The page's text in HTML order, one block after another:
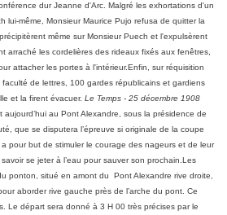
dur Jeanne d'Arc. Malgré les exhortations d'un
lui-même, Monsieur Maurice Pujo refusa de quitter la
même sur Monsieur Puech et l'expulsèrent
arraché les cordelières des rideaux fixés aux fenêtres,
attacher les portes à l'intérieur.Enfin, sur réquisition
de lettres, 100 gardes républicains et gardiens
et la firent évacuer. Le Temps - 25 décembre 1908
aujourd’hui au Pont Alexandre, sous la présidence de
que se disputera l’épreuve si originale de la coupe
pour but de stimuler le courage des nageurs et de leur
se jeter à l’eau pour sauver son prochain.Les
ponton, situé en amont du Pont Alexandre rive droite,
aborder rive gauche près de l’arche du pont. Ce
Le départ sera donné à 3 H 00 très précises par le